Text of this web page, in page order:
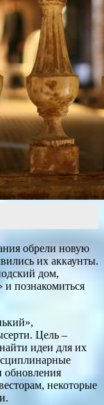
обрели новую
их аккаунты.
дом,
и познакомиться
Цель –
идеи для их
обновления
некоторые